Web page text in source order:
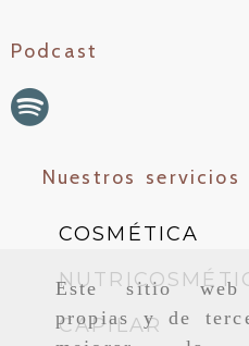
Este sitio web
propias y de
Podcast
Nuestros servicios
COSMÉTICA
CAPILAR